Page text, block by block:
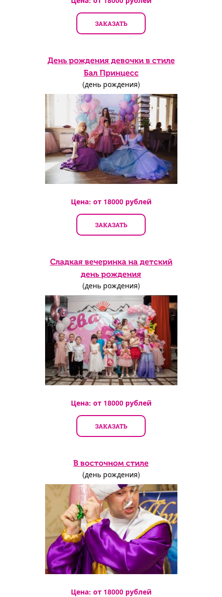
ЗАКАЗАТЬ
День рождения девочки в стиле
Бал Принцесс
(день рождения)
Цена: от 18000рублей
ЗАКАЗАТЬ
Сладкая вечеринка на детский
день рождения
(день рождения)
Цена: от 18000рублей
ЗАКАЗАТЬ
В восточном стиле
(день рождения)
Цена: от 18000рублей